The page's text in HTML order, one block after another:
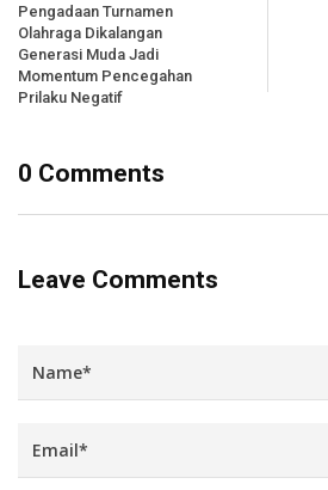
Pengadaan Turnamen
Olahraga Dikalangan
Generasi Muda Jadi
Momentum Pencegahan
Prilaku Negatif
0 Comments
Leave Comments